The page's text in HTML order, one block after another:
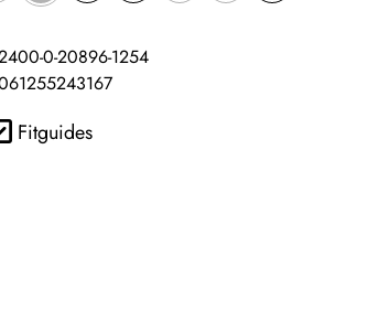
0-20896-1254
Fitguides